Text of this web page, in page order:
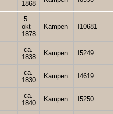
1868
5
okt
1878
Kampen I10681
ca.
1838
Kampen I5249
ca.
1830
Kampen I4619
ca.
1840
Kampen I5250